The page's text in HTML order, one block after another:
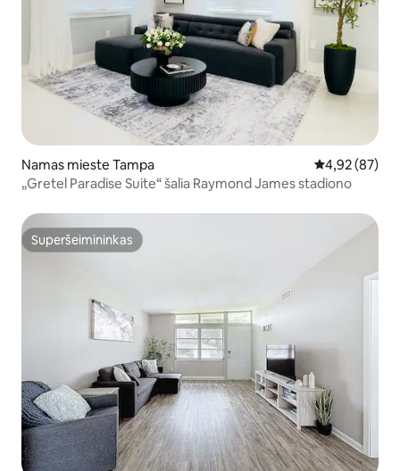
Namas mieste Tampa Vidutinis
4,92 (87)
„Gretel Paradise Suite“ šalia Raymond James stadiono
Superšeimininkas
Superšeimininkas